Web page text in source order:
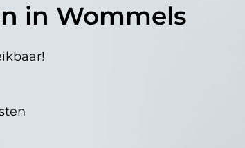
in Wommels